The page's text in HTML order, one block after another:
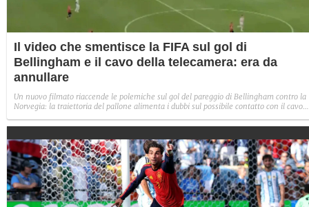
Il video che smentisce la FIFA sul gol di
Bellingham e il cavo della telecamera: era da
annullare
Un nuovo filmato riaccende le polemiche sul gol del pareggio di Bellingham contro la
Norvegia: la traiettoria del pallone alimenta i dubbi sul possibile contatto con il cavo
dividere tifosi ed esperti.